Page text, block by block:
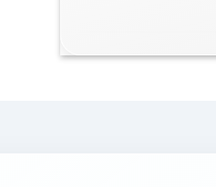
به سبد خرید